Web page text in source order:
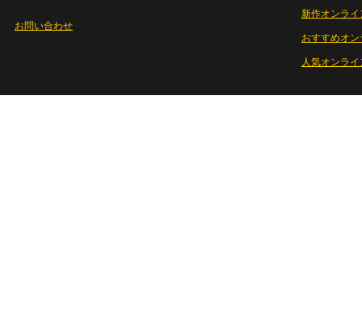
お問い合わせ
新作オンライ
おすすめオ
人気オンラ